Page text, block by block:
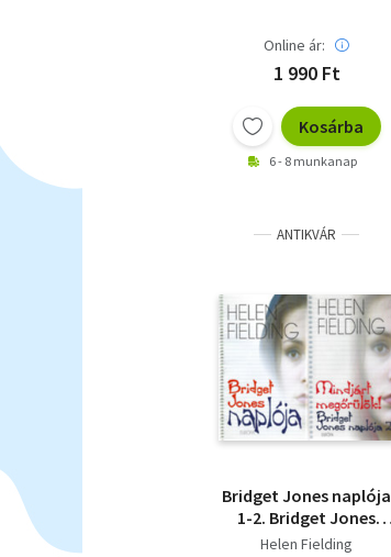
Online ár:
1 990 Ft
Kosárba
6 - 8 munkanap
ANTIKVÁR
Bridget Jones naplója
1-2. Bridget Jones
naplója/Mindjárt
Helen Fielding